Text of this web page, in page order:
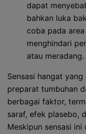
dapat
bahkan luka
coba pada
menghindari
atau meradang.
Sensasi hangat
preparat tumbuhan
berbagai faktor,
saraf, efek plasebo,
Meskipun sensasi